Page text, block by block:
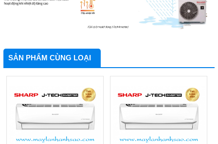
SẢN PHẨM CÙNG LOẠI
Nên Mua Máy Lạnh
Hãng Nào? Top 3
Hãng Máy Lạnh Chất
Lượng Hiện Nay
Những Vật Tư Cần Có
Khi Thi Công Ống
Đồng Máy Lạnh Âm
Tường